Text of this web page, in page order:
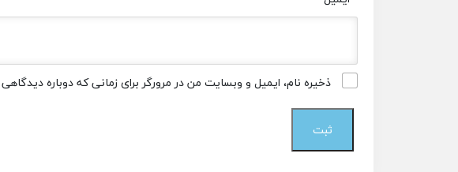
ذخیره نام، ایمیل و وبسایت من در مرورگر برای زمانی که دوباره